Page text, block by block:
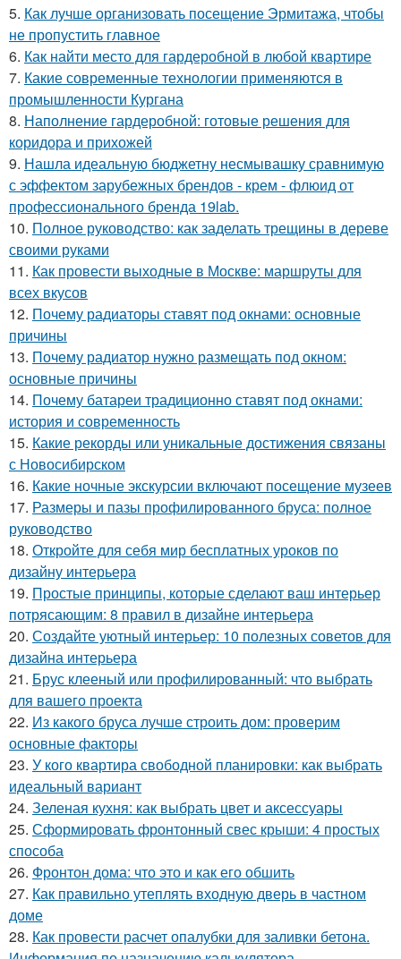
5. Как лучше организовать посещение Эрмитажа, чтобы
не пропустить главное
6. Как найти место для гардеробной в любой квартире
7. Какие современные технологии применяются в
промышленности Кургана
8. Наполнение гардеробной: готовые решения для
коридора и прихожей
9. Нашла идеальную бюджетну несмывашку сравнимую
с эффектом зарубежных брендов - крем - флюид от
профессионального бренда 19lab.
10. Полное руководство: как заделать трещины в дереве
своими руками
11. Как провести выходные в Москве: маршруты для
всех вкусов
12. Почему радиаторы ставят под окнами: основные
причины
13. Почему радиатор нужно размещать под окном:
основные причины
14. Почему батареи традиционно ставят под окнами:
история и современность
15. Какие рекорды или уникальные достижения связаны
с Новосибирском
16. Какие ночные экскурсии включают посещение музеев
17. Размеры и пазы профилированного бруса: полное
руководство
18. Откройте для себя мир бесплатных уроков по
дизайну интерьера
19. Простые принципы, которые сделают ваш интерьер
потрясающим: 8 правил в дизайне интерьера
20. Создайте уютный интерьер: 10 полезных советов для
дизайна интерьера
21. Брус клееный или профилированный: что выбрать
для вашего проекта
22. Из какого бруса лучше строить дом: проверим
основные факторы
23. У кого квартира свободной планировки: как выбрать
идеальный вариант
24. Зеленая кухня: как выбрать цвет и аксессуары
25. Сформировать фронтонный свес крыши: 4 простых
способа
26. Фронтон дома: что это и как его обшить
27. Как правильно утеплять входную дверь в частном
доме
28. Как провести расчет опалубки для заливки бетона.